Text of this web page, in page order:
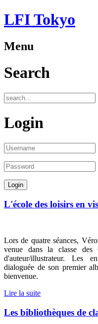
LFI Tokyo
Menu
Search
Login
L'école des loisirs en
Lors de quatre séances,
venue dans la classe
d'auteur/illustrateur. Les
dialoguée de son premier
bienvenue.
Lire la suite
Les bibliothèques de